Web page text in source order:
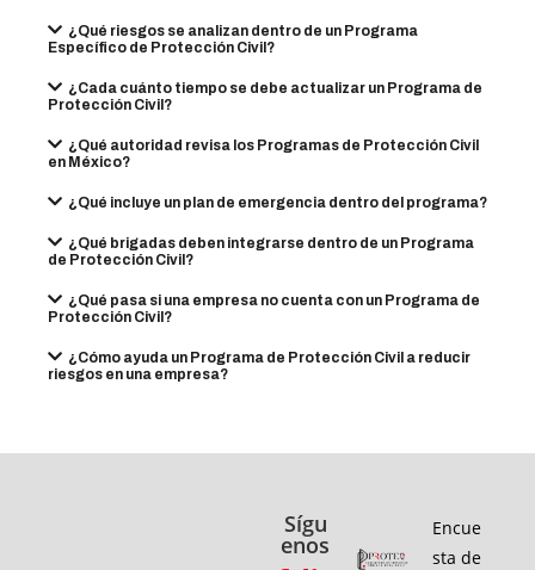
¿Qué riesgos se analizan dentro de un Programa
Específico de Protección Civil?
¿Cada cuánto tiempo se debe actualizar un Programa de
Protección Civil?
¿Qué autoridad revisa los Programas de Protección Civil
en México?
¿Qué incluye un plan de emergencia dentro del programa?
¿Qué brigadas deben integrarse dentro de un Programa
de Protección Civil?
¿Qué pasa si una empresa no cuenta con un Programa de
Protección Civil?
¿Cómo ayuda un Programa de Protección Civil a reducir
riesgos en una empresa?
Sígu
enos
Encue
sta de